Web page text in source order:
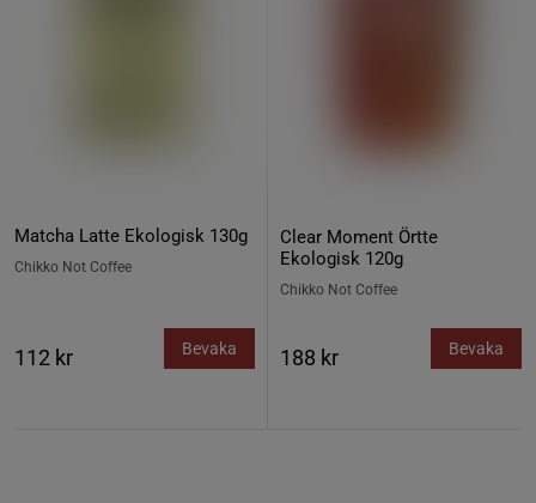
Matcha Latte Ekologisk 130g
Chikko Not Coffee
112 kr Bevaka
Clear Moment Örtte
Ekologisk 120g
Chikko Not Coffee
188 kr Bevaka